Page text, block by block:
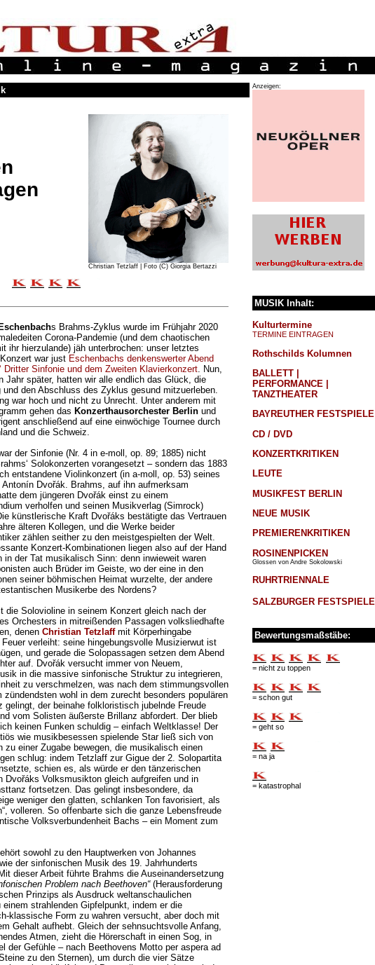
Christian Tetzlaff | Foto (C) Giorgia Bertazzi
s Brahms-Zyklus wurde im Frühjahr 2020
Corona-Pandemie (und dem chaotischen
ihr hierzulande) jäh unterbrochen: unser letztes
war just Eschenbachs denkenswerter Abend
Dritter Sinfonie und dem Zweiten Klavierkonzert. Nun,
Jahr später, hatten wir alle endlich das Glück, die
und den Abschluss des Zyklus gesund mitzuerleben.
war hoch und nicht zu Unrecht. Unter anderem mit
gehen das Konzerthausorchester Berlinund
anschließend auf eine einwöchige Tournee durch
und die Schweiz.
der Sinfonie (Nr. 4 in e-moll, op. 89; 1885) nicht
Solokonzerten vorangesetzt – sondern das 1883
entstandene Violinkonzert (in a-moll, op. 53) seines
Dvořák. Brahms, auf ihn aufmerksam
dem jüngeren Dvořák einst zu einem
verholfen und seinen Musikverlag (Simrock)
künstlerische Kraft Dvořáks bestätigte das Vertrauen
älteren Kollegen, und die Werke beider
zählen seither zu den meistgespielten der Welt.
Konzert-Kombinationen liegen also auf der Hand
in der Tat musikalisch Sinn: denn inwieweit waren
auch Brüder im Geiste, wo der eine in den
seiner böhmischen Heimat wurzelte, der andere
Musikerbe des Nordens?
die Solovioline in seinem Konzert gleich nach der
Orchesters in mitreißenden Passagen volksliedhafte
denen Christian Tetzlaffmit Körperhingabe
verleiht: seine hingebungsvolle Musizierwut ist
und gerade die Solopassagen setzen dem Abend
auf. Dvořák versucht immer von Neuem,
in die massive sinfonische Struktur zu integrieren,
zu verschmelzen, was nach dem stimmungsvollen
zündendsten wohl in dem zurecht besonders populären
gelingt, der beinahe folkloristisch jubelnde Freude
vom Solisten äußerste Brillanz abfordert. Der blieb
keinen Funken schuldig – einfach Weltklasse! Der
wie musikbesessen spielende Star ließ sich von
zu einer Zugabe bewegen, die musikalisch einen
schlug: indem Tetzlaff zur Gigue der 2. Solopartita
schien es, als würde er den tänzerischen
Dvořáks Volksmusikton gleich aufgreifen und in
fortsetzen. Das gelingt insbesondere, da
weniger den glatten, schlanken Ton favorisiert, als
volleren. So offenbarte sich die ganze Lebensfreude
Volksverbundenheit Bachs – ein Moment zum
sowohl zu den Hauptwerken von Johannes
der sinfonischen Musik des 19. Jahrhunderts
dieser Arbeit führte Brahms die Auseinandersetzung
Problem nach Beethoven“(Herausforderung
Prinzips als Ausdruck weltanschaulichen
einem strahlenden Gipfelpunkt, indem er die
klassische Form zu wahren versucht, aber doch mit
Gehalt aufhebt. Gleich der sehnsuchtsvolle Anfang,
Atmen, zieht die Hörerschaft in einen Sog, in
der Gefühle – nach Beethovens Motto per aspera ad
zu den Sternen), um durch die vier Sätze
Anzeigen:
MUSIK Inhalt:
Kulturtermine
TERMINE EINTRAGEN
Rothschilds Kolumnen
BALLETT |
PERFORMANCE |
TANZTHEATER
BAYREUTHER FESTSPIELE
CD / DVD
KONZERTKRITIKEN
LEUTE
MUSIKFEST BERLIN
NEUE MUSIK
PREMIERENKRITIKEN
ROSINENPICKEN
Glossen von Andre Sokolowski
RUHRTRIENNALE
SALZBURGER FESTSPIELE
Bewertungsmaßstäbe:
= nicht zu toppen
= schon gut
= geht so
= na ja
= katastrophal